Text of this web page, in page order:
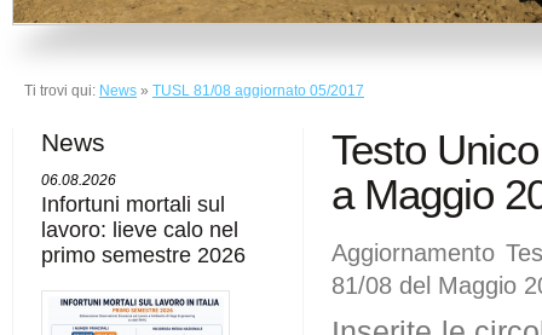
Ti trovi qui: News » TUSL 81/08 aggiornato 05/2017
News
06.08.2026
Infortuni mortali sul
lavoro: lieve calo nel
primo semestre 2026
Testo
a Maggio
Aggiornamento
81/08 del Maggio